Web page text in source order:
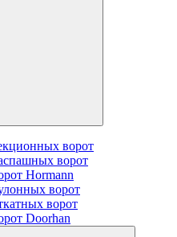
ворот
ворот
Hormann
ворот
ворот
Doorhan